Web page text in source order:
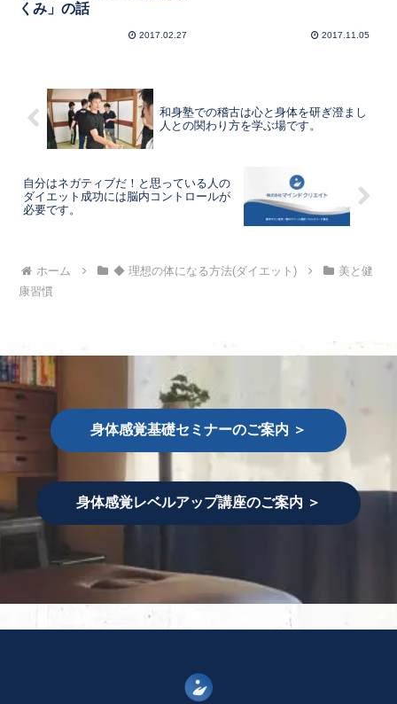
くみ」の話
2017.02.27 2017.11.05
和身塾での稽古は心と身体を研ぎ澄まし
人との関わり方を学ぶ場です。
自分はネガティブだ！と思っている人の
ダイエット成功には脳内コントロールが
必要です。
ホーム ◆ 理想の体になる方法(ダイエット)
美と健
康習慣
身体感覚基礎セミナーのご案内 ＞
身体感覚レベルアップ講座のご案内 ＞